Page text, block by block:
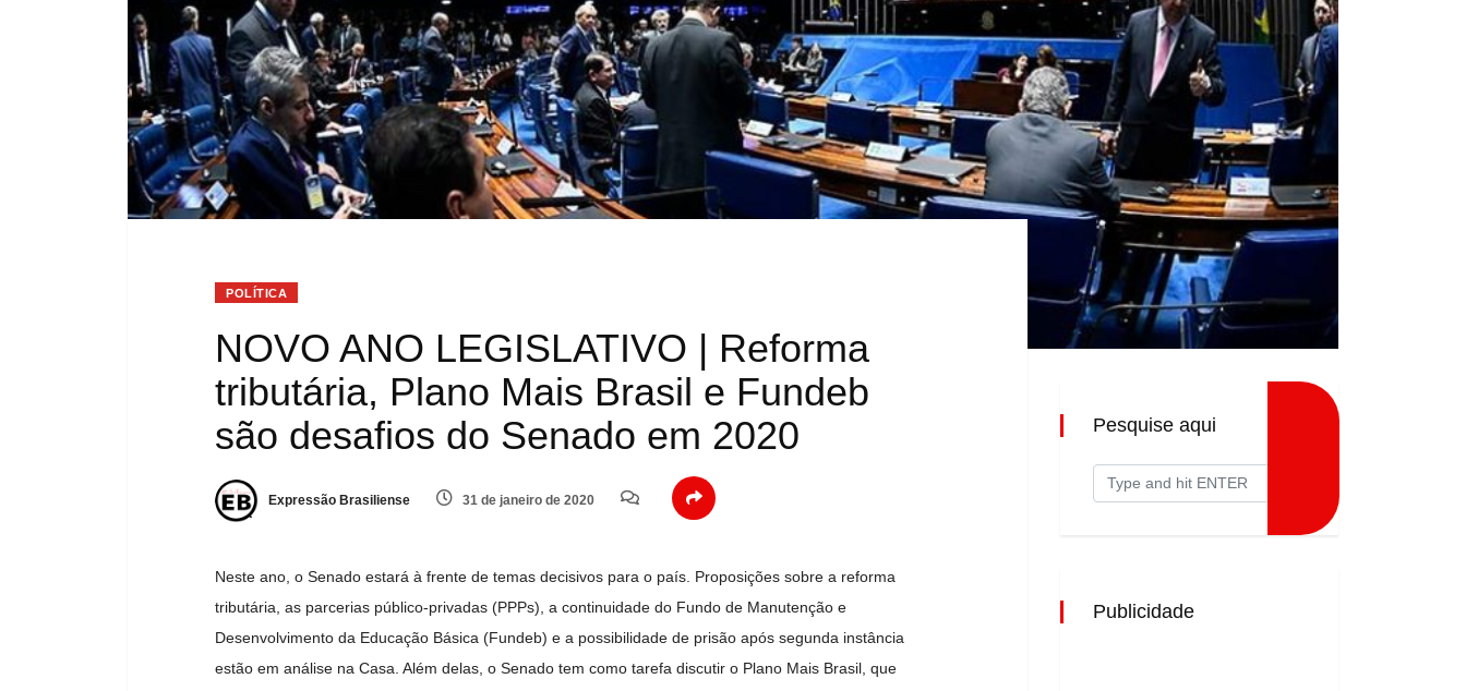
POLÍTICA
NOVO ANO LEGISLATIVO | Reforma
tributária, Plano Mais Brasil e Fundeb
são desafios do Senado em 2020
Expressão Brasiliense 31 de janeiro de 2020
Neste ano, o Senado estará à frente de temas decisivos para o país. Proposições sobre a reforma
tributária, as parcerias público-privadas (PPPs), a continuidade do Fundo de Manutenção e
Desenvolvimento da Educação Básica (Fundeb) e a possibilidade de prisão após segunda instância
estão em análise na Casa. Além delas, o Senado tem como tarefa discutir o Plano Mais Brasil, que
Pesquise aqui
Publicidade